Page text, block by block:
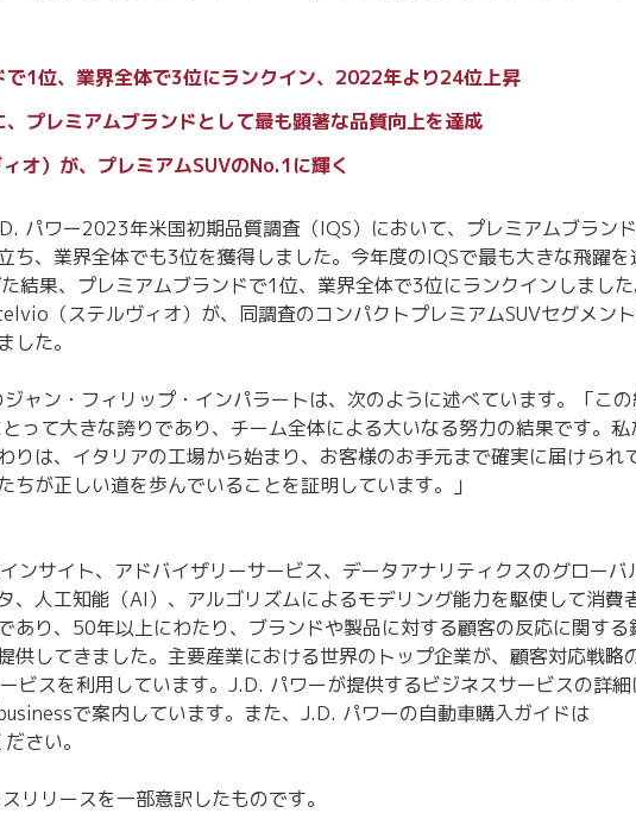
で1位、業界全体で3位にランクイン、2022年より24位上昇
、プレミアムブランドとして最も顕著な品質向上を達成
オ）が、プレミアムSUVのNo.1に輝く
パワー2023年米国初期品質調査（IQS）において、プレミアムブラン
ち、業界全体でも3位を獲得しました。今年度のIQSで最も大きな飛躍を
結果、プレミアムブランドで1位、業界全体で3位にランクインしまし
（ステルヴィオ）が、同調査のコンパクトプレミアムSUVセグメン
した。
ャン・フィリップ・インパラートは、次のように述べています。「こ
って大きな誇りであり、チーム全体による大いなる努力の結果です。私
りは、イタリアの工場から始まり、お客様のお手元まで確実に届けられ
ちが正しい道を歩んでいることを証明しています。」
ンサイト、アドバイザリーサービス、データアナリティクスのグローバ
、人工知能（AI）、アルゴリズムによるモデリング能力を駆使して消費
あり、50年以上にわたり、ブランドや製品に対する顧客の反応に関する
供してきました。主要産業における世界のトップ企業が、顧客対応戦略
ビスを利用しています。J.D. パワーが提供するビジネスサービスの詳細
で案内しています。また、J.D. パワーの自動車購入ガイドは
さい。
リリースを一部意訳したものです。